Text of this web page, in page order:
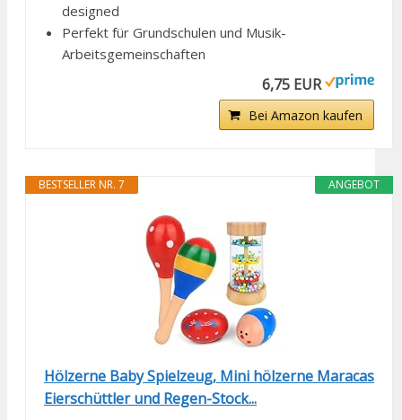
designed
Perfekt für Grundschulen und Musik-
Arbeitsgemeinschaften
6,75 EUR
Bei Amazon kaufen
ANGEBOT
BESTSELLER NR. 7
Hölzerne Baby Spielzeug, Mini hölzerne Maracas
Eierschüttler und Regen-Stock...